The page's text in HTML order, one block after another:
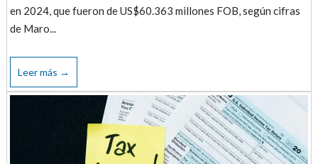
en 2024, que fueron de US$60.363 millones FOB, según cifras
de Maro...
Leer más →